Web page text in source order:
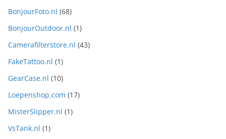
BonjourFoto.nl (68)
BonjourOutdoor.nl (1)
Camerafilterstore.nl (43)
FakeTattoo.nl (1)
GearCase.nl (10)
Loepenshop.com (17)
MisterSlipper.nl (1)
VsTank.nl (1)